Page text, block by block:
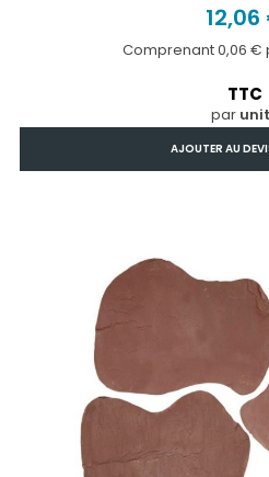
Comprenant 0,06 €
TTC
par
AJOUTER AU